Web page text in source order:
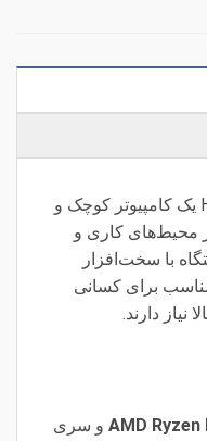
کیس HP EliteDesk 705 G4 Mini یک کامپیوتر کوچک و
محیط‌های کاری و
با سخت‌افزار
برای کسانی
دارند.
AMD Ryzenو سری